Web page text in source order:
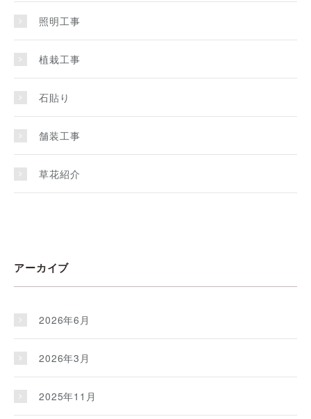
照明工事
植栽工事
石貼り
舗装工事
草花紹介
アーカイブ
2026年6月
2026年3月
2025年11月